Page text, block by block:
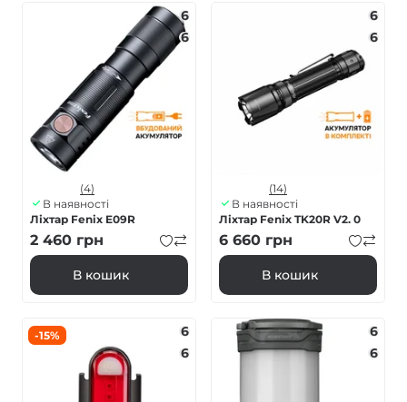
6
6
(4)
В наявності
Ліхтар Fenix E09R
2 460 грн
В кошик
6
6
(14)
В наявності
Ліхтар Fenix TK20R V2. 0
6 660 грн
В кошик
-15%
6
6
6
6